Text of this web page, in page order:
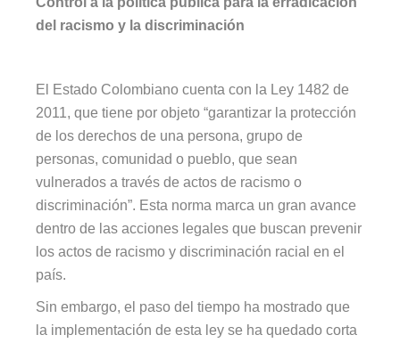
del racismo y la discriminación
El Estado Colombiano cuenta con la Ley 1482 de
2011, que tiene por objeto “garantizar la protección
de los derechos de una persona, grupo de
personas, comunidad o pueblo, que sean
vulnerados a través de actos de racismo o
discriminación”. Esta norma marca un gran avance
dentro de las acciones legales que buscan prevenir
los actos de racismo y discriminación racial en el
país.
Sin embargo, el paso del tiempo ha mostrado que
la implementación de esta ley se ha quedado corta